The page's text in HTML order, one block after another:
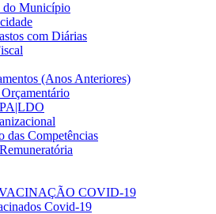
Município
com Diárias
(Anos Anteriores)
das Competências
COVID-19
Covid-19